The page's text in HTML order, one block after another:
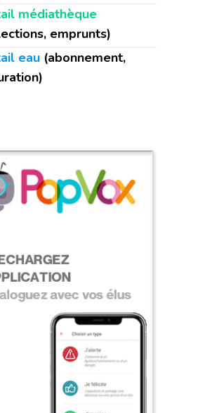
médiathèque
emprunts)
eau (abonnement,